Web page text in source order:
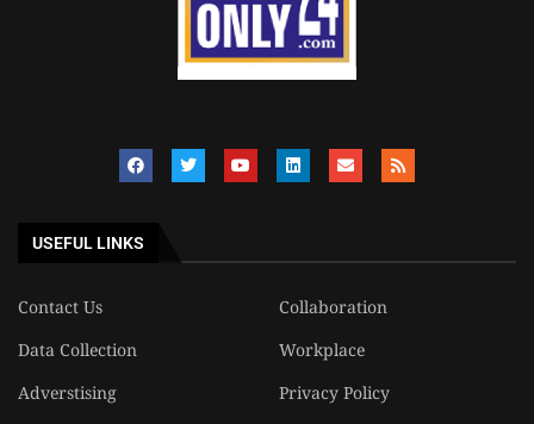
USEFUL LINKS
Contact Us
Collaboration
Data Collection
Workplace
Adverstising
Privacy Policy